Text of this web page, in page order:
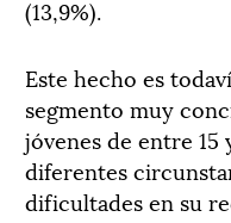
(13,9%).
Este hecho es
segmento muy
jóvenes de entre 15
diferentes
dificultades en su